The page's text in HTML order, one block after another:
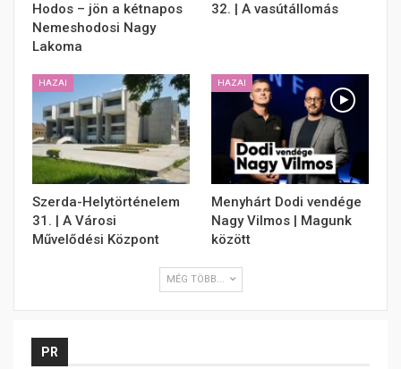
Hodos – jön a kétnapos
Nemeshodosi Nagy
Lakoma
32. | A vasútállomás
HAZAI
Szerda-Helytörténelem
31. | A Városi
Művelődési Központ
HAZAI
Menyhárt Dodi vendége
Nagy Vilmos | Magunk
között
MÉG TÖBB...
PR